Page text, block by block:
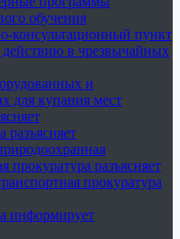
обучения
консультационный пункт
в чрезвычайных
и
для купания мест
разъясняет
прокуратура разъясняет
прокуратура
информирует